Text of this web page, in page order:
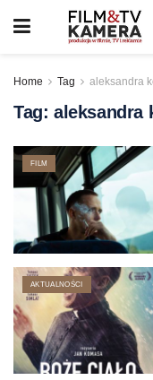
Home Tag aleksandra
Tag: aleksandra
FILM
AKTUALNOŚCI